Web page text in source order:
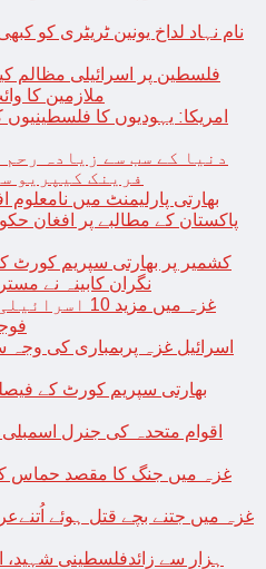
نام نہاد لداخ یونین ٹریٹری کو
فلسطین پر اسرائیلی مظالم
ملازمین کا
امریکا: یہودیوں کا
دنیا کے سب سے زیادہ
فرینک کیپریو
بھارتی پارلیمنٹ میں نامعلوم
پاکستان کے مطالبے پر افغان
کشمیر پر بھارتی سپریم کورٹ
نگران کابینہ نے
اسرائیل غزہ پربمباری کی
بھارتی سپریم کورٹ کے
اقوام متحدہ کی جنرل
غزہ میں جنگ کا مقصد حماس